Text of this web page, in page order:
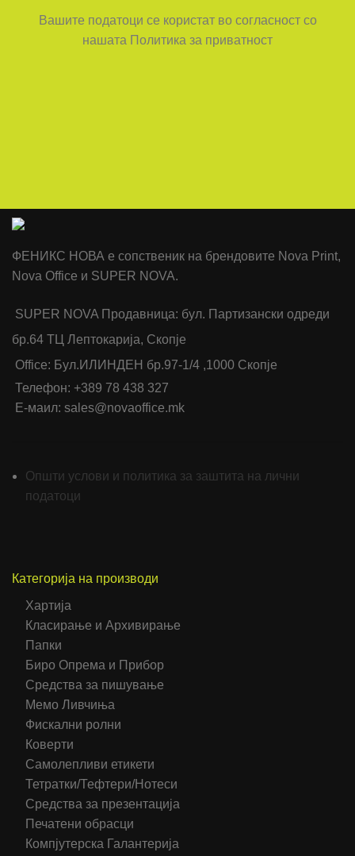
Вашите податоци се користат во согласност со
нашата Политика за приватност
ФЕНИКС НОВА е сопственик на брендовите Nova Print,
Nova Office и SUPER NOVA.
SUPER NOVA Продавница: бул. Партизански одреди
бр.64 ТЦ Лептокарија, Скопје
Office: Бул.ИЛИНДЕН бр.97-1/4 ,1000 Скопје
Телефон: +389 78 438 327
Е-маил: sales@novaoffice.mk
Општи услови и политика за заштита на лични
податоци
Категорија на производи
Хартија
Класирање и Архивирање
Папки
Биро Опрема и Прибор
Средства за пишување
Мемо Ливчиња
Фискални ролни
Коверти
Самолепливи етикети
Тетратки/Тефтери/Нотеси
Средства за презентација
Печатени обрасци
Компјутерска Галантерија